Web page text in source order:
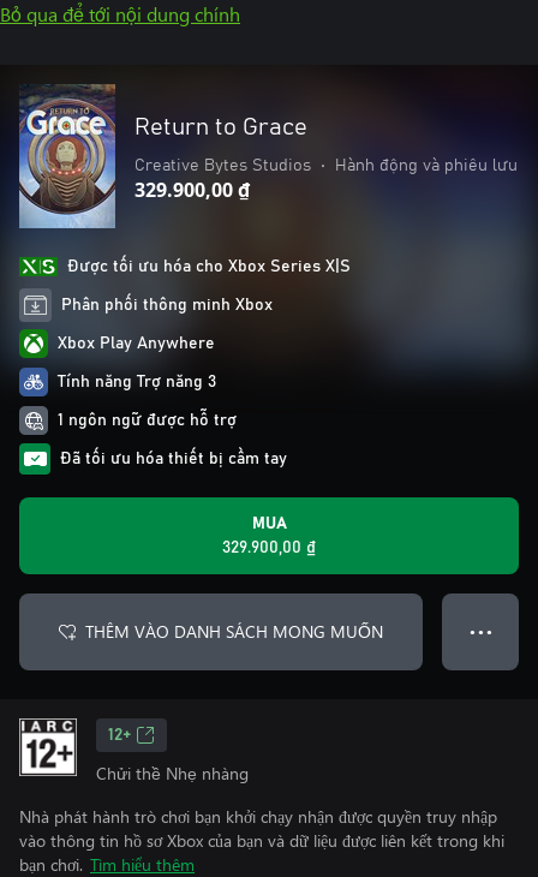
Bỏ qua để tới nội dung chính
Return to Grace
Creative Bytes Studios • Hành động và phiêu lưu
329.900,00 ₫
Được tối ưu hóa cho Xbox Series X|S
Phân phối thông minh Xbox
Xbox Play Anywhere
Tính năng Trợ năng 3
1 ngôn ngữ được hỗ trợ
Đã tối ưu hóa thiết bị cầm tay
MUA
329.900,00 ₫
THÊM VÀO DANH SÁCH MONG MUỐN ● ● ●
12+
Chửi thề Nhẹ nhàng
Nhà phát hành trò chơi bạn khởi chạy nhận được quyền truy nhập
vào thông tin hồ sơ Xbox của bạn và dữ liệu được liên kết trong khi
bạn chơi. Tìm hiểu thêm